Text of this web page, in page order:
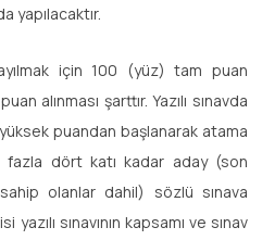
yapılacaktır.
için 100 (yüz) tam puan
alınması şarttır. Yazılı sınavda
puandan başlanarak atama
fazla dört katı kadar aday (son
olanlar dahil) sözlü sınava
sınavının kapsamı ve sınav